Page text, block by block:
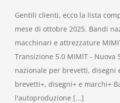
Gentili clienti, ecco la lista
mese di ottobre 2025. Bandi
macchinari e attrezzature
Transizione 5.0 MIMIT - Nuova
nazionale per brevetti, disegni
brevetti+, disegni+ e marchi+
l'autoproduzione [...]